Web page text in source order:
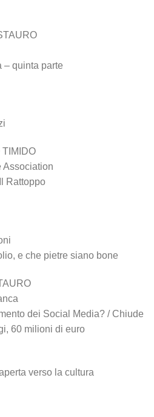
– quinta parte
Association
Rattoppo
e che pietre siano bone
dei Social Media? / Chiude
60 milioni di euro
verso la cultura